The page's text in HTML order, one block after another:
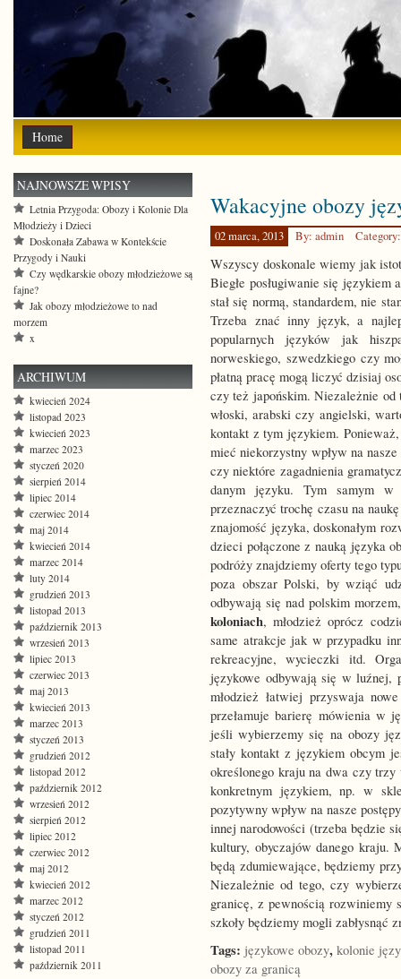
Home
Wakacyjne obozy
02 marca, 2013 By: admin
Wszyscy doskonale wiemy jak
Biegłe posługiwanie się
stał się normą, standardem, nie
Trzeba znać inny język, a
popularnych języków jak
norweskiego, szwedzkiego czy
płatną pracę mogą liczyć dzisiaj
czy też japońskim. Niezależnie
włoski, arabski czy angielski,
kontakt z tym językiem.
mieć niekorzystny wpływ na
czy niektóre zagadnienia
danym języku. Tym samym
przeznaczyć trochę czasu na
znajomość języka, doskonałym
dzieci połączone z nauką języka
podróży znajdziemy oferty tego
poza obszar Polski, by wziąć
odbywają się nad polskim
koloniach, młodzież oprócz
same atrakcje jak w przypadku
rekreacyjne, wycieczki itd.
językowe odbywają się w luźnej,
młodzież łatwiej przyswaja
przełamuje barierę mówienia w
jeśli wybierzemy się na obozy
stały kontakt z językiem obcym
określonego kraju na dwa czy trzy
konkretnym językiem, np. w
pozytywny wpływ na nasze
innej narodowości (trzeba będzie
kultury, obyczajów danego kraju.
będą zdumiewające, będziemy
Niezależnie od tego, czy
granicę, z pewnością rozwiniemy
szkoły będziemy mogli zabłysnąć
Tags: językowe obozy, kolonie
obozy za granicą
NAJNOWSZE WPISY
Letnia Przygoda: Obozy i Kolonie Dla
Młodzieży i Dzieci
Doskonała Zabawa w Kontekście
Przygody i Nauki
Czy wędkarskie obozy młodzieżowe są
fajne?
Jak obozy młodzieżowe to nad
morzem
x
ARCHIWUM
kwiecień 2024
listopad 2023
kwiecień 2023
marzec 2023
styczeń 2020
sierpień 2014
lipiec 2014
czerwiec 2014
maj 2014
kwiecień 2014
marzec 2014
luty 2014
grudzień 2013
listopad 2013
październik 2013
wrzesień 2013
lipiec 2013
czerwiec 2013
maj 2013
kwiecień 2013
marzec 2013
styczeń 2013
grudzień 2012
listopad 2012
październik 2012
wrzesień 2012
sierpień 2012
lipiec 2012
czerwiec 2012
maj 2012
kwiecień 2012
marzec 2012
styczeń 2012
grudzień 2011
listopad 2011
październik 2011